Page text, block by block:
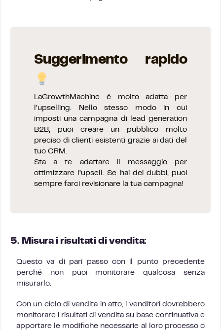
Suggerimento rapido
LaGrowthMachine è molto adatta per
l’upselling. Nello stesso modo in cui
imposti una campagna di lead generation
B2B, puoi creare un pubblico molto
preciso di clienti esistenti grazie ai dati del
tuo CRM.
Sta a te adattare il messaggio per
ottimizzare l’upsell. Se hai dei dubbi, puoi
sempre farci revisionare la tua campagna!
5. Misura i risultati di vendita:
Questo va di pari passo con il punto precedente
perché non puoi monitorare qualcosa senza
misurarlo.
Con un ciclo di vendita in atto, i venditori dovrebbero
monitorare i risultati di vendita su base continuativa e
apportare le modifiche necessarie al loro processo o